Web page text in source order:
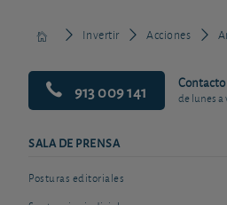
Invertir Acciones
913 009 141 Contacto
de lunes a
SALA DE PRENSA
Posturas editoriales